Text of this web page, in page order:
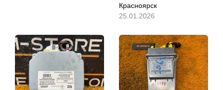
Красноярск
25.01.2026